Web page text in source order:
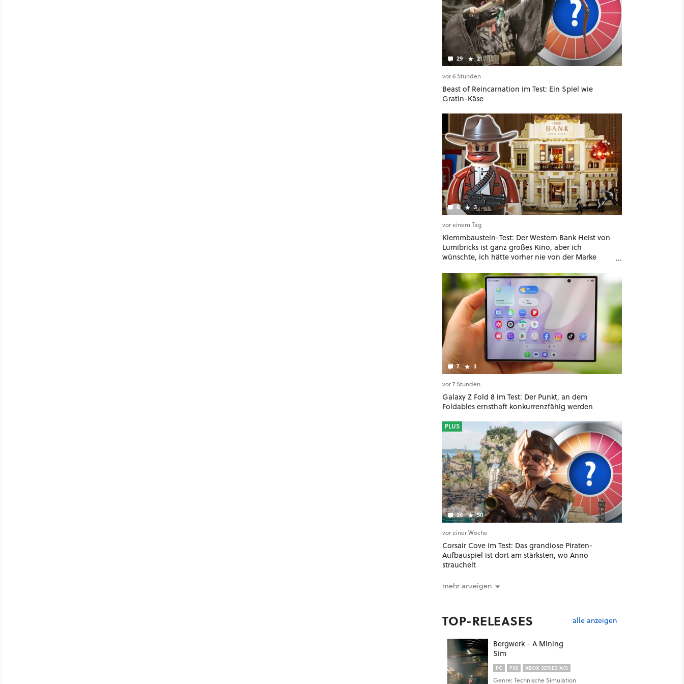
29 21
vor 6 Stunden
Beast of Reincarnation im Test: Ein Spiel wie
Gratin-Käse
6 3
vor einem Tag
Klemmbaustein-Test: Der Western Bank Heist von
Lumibricks ist ganz großes Kino, aber ich
wünschte, ich hätte vorher nie von der Marke
7 3
vor 7 Stunden
Galaxy Z Fold 8 im Test: Der Punkt, an dem
Foldables ernsthaft konkurrenzfähig werden
26 50
PLUS
vor einer Woche
Corsair Cove im Test: Das grandiose Piraten-
Aufbauspiel ist dort am stärksten, wo Anno
strauchelt
mehr anzeigen
TOP-RELEASES alle anzeigen
Bergwerk - A Mining
Sim
PC PS5 XBOX SERIES X/S
Genre: Technische Simulation